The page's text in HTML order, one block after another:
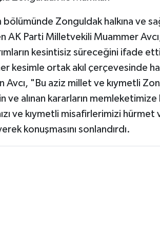
bölümünde Zonguldak halkına ve
AK Parti Milletvekili Muammer
kesintisiz süreceğini ifade
her kesimle ortak akıl çerçevesinde
Avcı, "Bu aziz millet ve kıymetli
ve alınan kararların memleketimize
ve kıymetli misafirlerimizi
konuşmasını sonlandırdı.